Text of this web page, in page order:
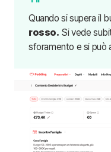
Quando si supera il
rosso. Si vede
sforamento e si può